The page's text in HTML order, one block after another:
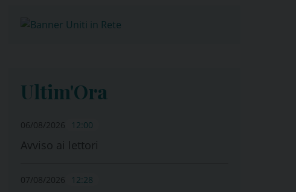
Ultim'Ora
06/08/2026 12:00
Avviso ai lettori
07/08/2026 12:28